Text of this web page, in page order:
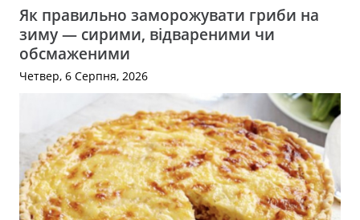
Як правильно заморожувати гриби на
зиму — сирими, відвареними чи
обсмаженими
Четвер, 6 Серпня, 2026